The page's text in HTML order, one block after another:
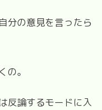
分の意見を言ったら
。
反論するモードに入